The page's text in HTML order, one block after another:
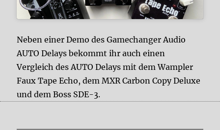
Neben einer Demo des Gamechanger Audio
AUTO Delays bekommt ihr auch einen
Vergleich des AUTO Delays mit dem Wampler
Faux Tape Echo, dem MXR Carbon Copy Deluxe
und dem Boss SDE-3.